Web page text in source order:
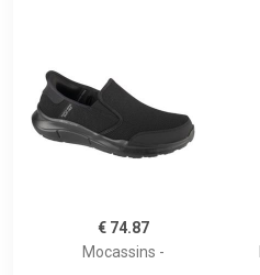
€ 74.87
Mocassins -